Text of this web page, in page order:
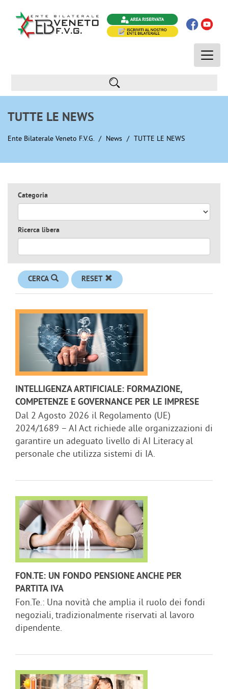
Toggle
TUTTE LE NEWS
Ente Bilaterale Veneto F.V.G. News TUTTE LE NEWS
Categoria
Ricerca libera
CERCA RESET
INTELLIGENZA ARTIFICIALE: FORMAZIONE,
COMPETENZE E GOVERNANCE PER LE IMPRESE
Dal 2 Agosto 2026 il Regolamento (UE)
2024/1689 – AI Act richiede alle organizzazioni di
garantire un adeguato livello di AI Literacy al
personale che utilizza sistemi di IA.
FON.TE: UN FONDO PENSIONE ANCHE PER
PARTITA IVA
Fon.Te.: Una novità che amplia il ruolo dei fondi
negoziali, tradizionalmente riservati al lavoro
dipendente.